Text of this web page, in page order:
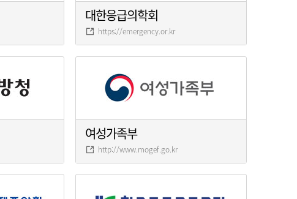
대한응급의학회
https://emergency.or.kr
여성가족부
http://www.mogef.go.kr